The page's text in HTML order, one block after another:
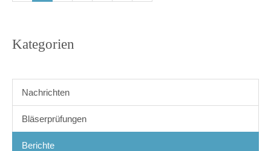
Kategorien
Nachrichten
Bläserprüfungen
Berichte